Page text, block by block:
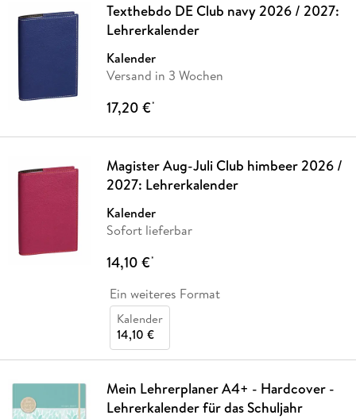
Texthebdo DE Club navy 2026 / 2027:
Lehrerkalender
Kalender
Versand in 3 Wochen
17,20 €*
Magister Aug-Juli Club himbeer 2026 /
2027: Lehrerkalender
Kalender
Sofort lieferbar
14,10 €*
Ein weiteres Format
Kalender
14,10 €
Mein Lehrerplaner A4+ - Hardcover -
Lehrerkalender für das Schuljahr